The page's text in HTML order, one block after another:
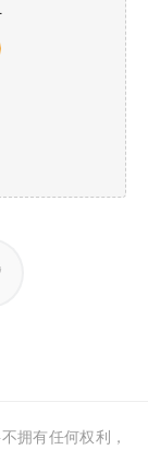
拥有任何权利，